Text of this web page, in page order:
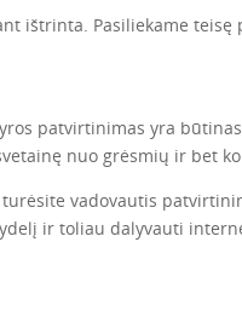
ištrinta. Pasiliekame
patvirtinimas yra
nuo grėsmių ir bet
vadovautis
ir toliau dalyvauti